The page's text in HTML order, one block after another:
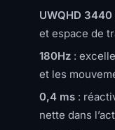
UWQHD
et espace de
180Hz :
et les
0,4 ms :
nette dans